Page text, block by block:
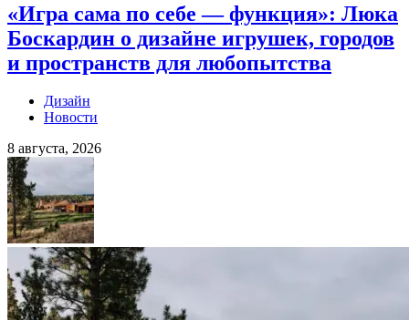
«Игра сама по себе — функция»: Люка
Боскардин о дизайне игрушек, городов
и пространств для любопытства
Дизайн
Новости
8 августа, 2026